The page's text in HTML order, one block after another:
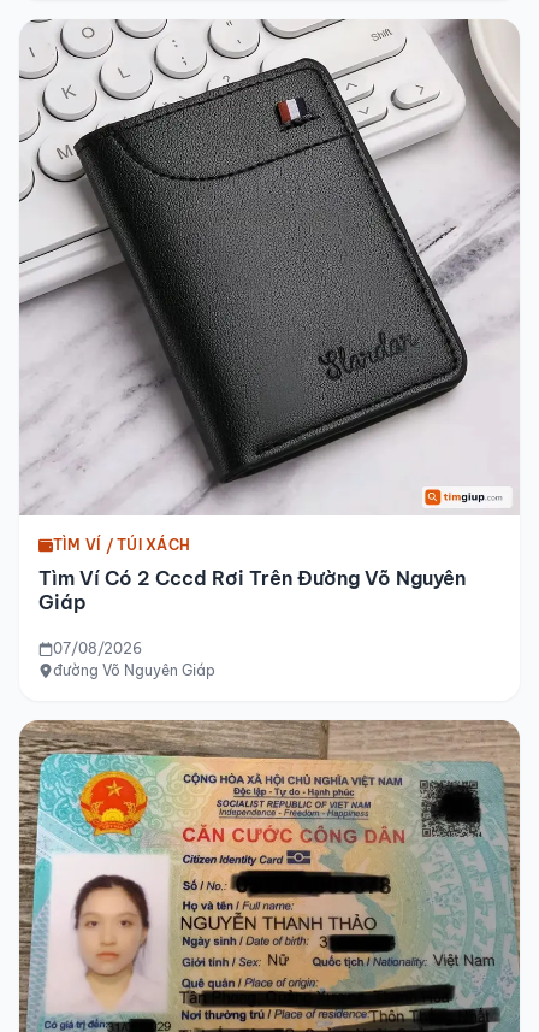
TÌM VÍ / TÚI XÁCH
Tìm Ví Có 2 Cccd Rơi Trên Đường Võ Nguyên
Giáp
07/08/2026
đường Võ Nguyên Giáp